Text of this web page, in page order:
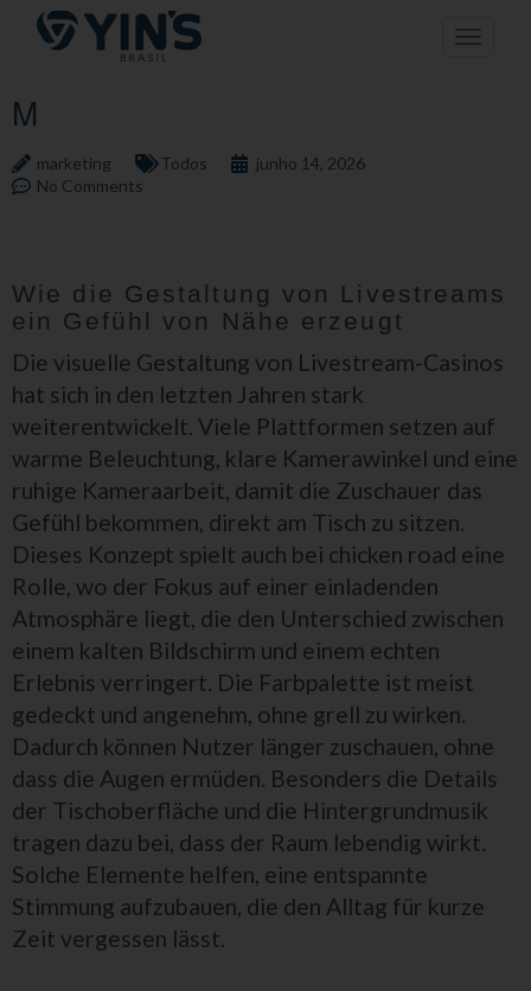
Pular
para
Toggle
M
marketing Todos
junho 14, 2026
No Comments
Wie die Gestaltung von Livestreams
ein Gefühl von Nähe erzeugt
Die visuelle Gestaltung von Livestream-Casinos
hat sich in den letzten Jahren stark
weiterentwickelt. Viele Plattformen setzen auf
warme Beleuchtung, klare Kamerawinkel und eine
ruhige Kameraarbeit, damit die Zuschauer das
Gefühl bekommen, direkt am Tisch zu sitzen.
Dieses Konzept spielt auch bei chicken road eine
Rolle, wo der Fokus auf einer einladenden
Atmosphäre liegt, die den Unterschied zwischen
einem kalten Bildschirm und einem echten
Erlebnis verringert. Die Farbpalette ist meist
gedeckt und angenehm, ohne grell zu wirken.
Dadurch können Nutzer länger zuschauen, ohne
dass die Augen ermüden. Besonders die Details
der Tischoberfläche und die Hintergrundmusik
tragen dazu bei, dass der Raum lebendig wirkt.
Solche Elemente helfen, eine entspannte
Stimmung aufzubauen, die den Alltag für kurze
Zeit vergessen lässt.